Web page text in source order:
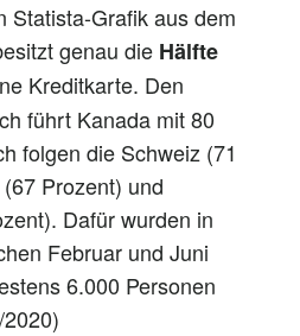
Statista-Grafik aus dem
genau die Hälfte
Kreditkarte. Den
führt Kanada mit 80
folgen die Schweiz (71
Prozent) und
Dafür wurden in
Februar und Juni
6.000 Personen